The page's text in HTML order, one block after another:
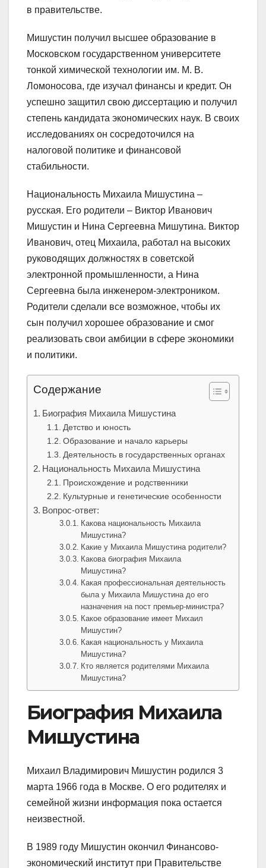
в правительстве.
Мишустин получил высшее образование в
Московском государственном университете
тонкой химической технологии им. М. В.
Ломоносова, где изучал финансы и кредит. Он
успешно защитил свою диссертацию и получил
степень кандидата экономических наук. В своих
исследованиях он сосредоточился на
налоговой политике и финансовой
стабильности.
Национальность Михаила Мишустина –
русская. Его родители – Виктор Иванович
Мишустин и Нина Сергеевна Мишутина. Виктор
Иванович, отец Михаила, работал на высоких
руководящих должностях в советской
электронной промышленности, а Нина
Сергеевна была инженером-электроником.
Родители сделали все возможное, чтобы их
сын получил хорошее образование и смог
реализовать свои амбиции в сфере экономики
и политики.
Содержание
Биография Михаила Мишустина
Детство и юность
Образование и начало карьеры
Деятельность в государственных органах
Национальность Михаила Мишустина
Происхождение и родственники
Культурные и генетические особенности
Вопрос-ответ:
Какова национальность Михаила
Мишустина?
Какие у Михаила Мишустина родители?
Какова биография Михаила
Мишустина?
Какая профессиональная деятельность
была у Михаила Мишустина до его
назначения на пост премьер-министра?
Какое образование имеет Михаил
Мишустин?
Какая национальность у Михаила
Мишустина?
Кто является родителями Михаила
Мишустина?
Биография Михаила
Мишустина
Михаил Владимирович Мишустин родился 3
марта 1966 года в Москве. О его родителях и
семейной жизни информация пока остается
неизвестной.
В 1989 году Мишустин окончил Финансово-
экономический институт при Правительстве